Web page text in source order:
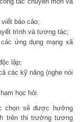
báo cáo;
trình và tương tác;
ứng dụng mạng xã
lập;
các kỹ năng (nghe nói
học hỏi.
sẽ được hưởng
trên thi trường tương